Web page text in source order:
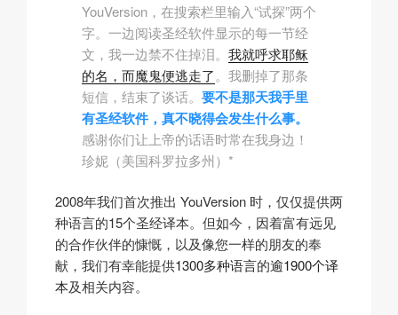
YouVersion，在搜索栏里输入“试探”两个
字。一边阅读圣经软件显示的每一节经
文，我一边禁不住掉泪。 我就呼求耶稣
的名，而魔鬼便逃走了。我删掉了那条
短信，结束了谈话。 要不是那天我手里
有圣经软件，真不晓得会发生什么事。
感谢你们让上帝的话语时常在我身边！
珍妮（美国科罗拉多州）*
2008年我们首次推出 YouVersion 时，仅仅提供两
种语言的15个圣经译本。但如今，因着富有远见
的合作伙伴的慷慨，以及像您一样的朋友的奉
献，我们有幸能提供1300多种语言的逾1900个译
本及相关内容。